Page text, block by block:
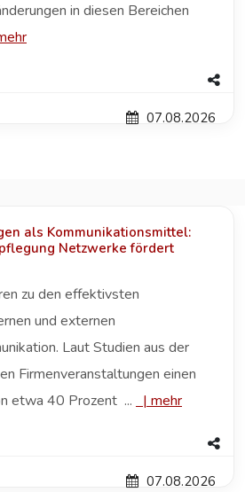
in diesen Bereichen
07.08.2026
als Kommunikationsmittel:
Netzwerke fördert
zu den effektivsten
und externen
Laut Studien aus der
Firmenveranstaltungen einen
etwa 40 Prozent ...
| mehr
07.08.2026